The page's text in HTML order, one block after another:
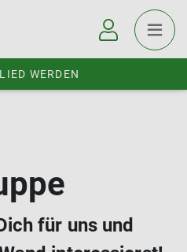
WERDEN
für uns und